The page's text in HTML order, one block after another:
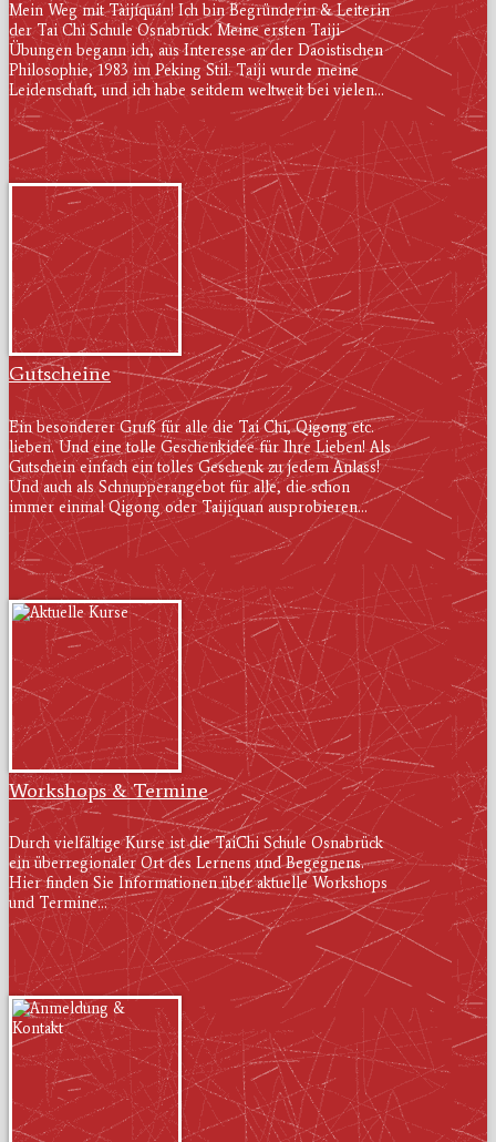
Mein Weg mit Tàijíquán! Ich bin Begründerin & Leiterin
der Tai Chi Schule Osnabrück. Meine ersten Taiji-
Übungen begann ich, aus Interesse an der Daoistischen
Philosophie, 1983 im Peking Stil. Taiji wurde meine
Leidenschaft, und ich habe seitdem weltweit bei vielen...
Gutscheine
Ein besonderer Gruß für alle die Tai Chi, Qigong etc.
lieben. Und eine tolle Geschenkidee für Ihre Lieben! Als
Gutschein einfach ein tolles Geschenk zu jedem Anlass!
Und auch als Schnupperangebot für alle, die schon
immer einmal Qigong oder Taijiquan ausprobieren...
Workshops & Termine
Durch vielfältige Kurse ist die TaiChi Schule Osnabrück
ein überregionaler Ort des Lernens und Begegnens.
Hier finden Sie Informationen über aktuelle Workshops
und Termine...